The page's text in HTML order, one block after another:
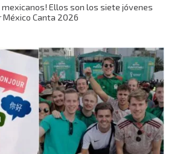
Ellos son los siete jóvenes
Canta 2026